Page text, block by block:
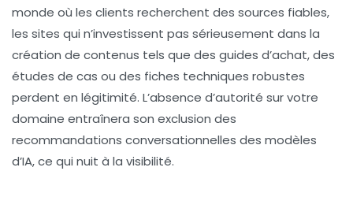
monde où les clients recherchent des sources fiables,
les sites qui n’investissent pas sérieusement dans la
création de contenus tels que des guides d’achat, des
études de cas ou des fiches techniques robustes
perdent en légitimité. L’absence d’autorité sur votre
domaine entraînera son exclusion des
recommandations conversationnelles des modèles
d’IA, ce qui nuit à la visibilité.